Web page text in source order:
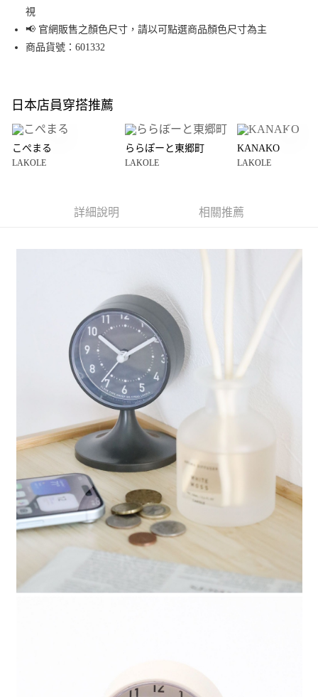
街口支付
悠遊付
全盈+PAY
大哥付你分期
【大哥付你分期使用說明】
1.本服務由台灣大哥大提供，台灣大哥大用戶可立即使用無須另外申請。
3.實際核准額度、可分期數及費用金額請依後續交易確認頁面所載為準。
2.透過簡訊連結打開帳單後，可選擇「超商條碼／台灣大直營門市／銀行轉
帳／街口支付／iPASS MONEY」等通路繳費。
1.本服務係由「台灣大哥大股份有限公司」（以下簡稱本公司）所提供，讓
用戶於交易時，得透過本服務購買商品或服務，並由商店將買賣／分期付款
買賣價金債權讓與本公司後，依約使用本公司帳單繳交帳款。
2.基於同意付款使用「大哥付你分期」之契約關係目的，商店將以您的個人
資料（包含姓名、電話或地址）提供予台灣大哥大進項蒐集、處理及利用，
由本公司與您本人進行分期帳單所需資料之確認、核對及更正。
3.完整用戶服務條款，請詳閱以下連結：https://oppay.tw/userRule
AFTEE先享後付
AFTEE先享後付是「在收到商品之後才付款」的支付方式。 讓您購物簡單便
２．便利：只要手機號碼，簡訊認證，即可結帳。
１．於結帳方式選擇「AFTEE先享後付」後，將跳轉至「AFTEE先享後付」
結帳頁面，進行簡訊認證並確認金額後，即可完成結帳。
２．訂單成立數日內，您將收到繳費通知簡訊。
３．收到繳費通知簡訊後14天內，點擊此簡訊中的連結，可透過四大超商／
ATM／網路銀行／等多元方式進行付款，方視為交易完成。
※ 請注意：結帳手續完成當下不需立刻繳費，但若您需要取消訂單，請聯絡
購買商品的店家。未經商家同意取消之訂單仍視為有效，需透過AFTEE先享
後付繳納相關費用。
※ 交易是否成功請以「AFTEE先享後付 」之結帳頁面顯示為準，若有關於
是否繳費成功／繳費後需取消欲退款等相關疑問，請聯繫「AFTEE先享後付
客戶支援中心」https://netprotections.freshdesk.com/support/home
１．透過由恩沛科技股份有限公司提供之「AFTEE先享後付」服務完成之交
易，需依本服務之必要範圍內提供個人資料，並將交易相關給付款項請求債
權轉讓予恩沛科技股份有限公司。
２．關於個人資料處理事宜，請瀏覽以下網址：
https://aftee.tw/terms/#terms3
３．未成年的使用者請事先徵得法定代理人或監護人之同意方可使用
「AFTEE先享後付」，若未經同意申辦者引起之損失，本公司不負相關責
４．使用「AFTEE先享後付」時，將依據個別帳號之用戶狀況，依本公司即
時審查核予不同之上限額度；若仍有額度不足之情形，本公司將視審查結果
請求用戶進行身份認證。
５．嚴禁一人註冊多個帳號或使用他人資訊註冊。若發現惡意使用之情形，
每筆NT$80，滿NT$1,500(含以上)免運費
7-11 取貨付款
每筆NT$80，滿NT$1,500(含以上)免運費
付款後 7-11取貨
每筆NT$80，滿NT$1,500(含以上)免運費
每筆NT$80，滿NT$1,500(含以上)免運費
視
📢 官網販售之顏色尺寸，請以可點選商品顏色尺寸為主
商品貨號：601332
日本店員穿搭推薦
こぺまる
LAKOLE
ららぽーと東郷町
LAKOLE
KANAKO
LAKOLE
詳細說明 相關推薦